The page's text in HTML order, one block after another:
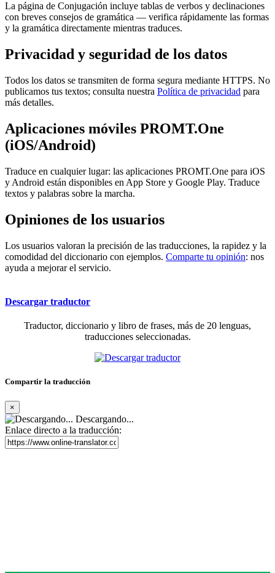
La página de Conjugación incluye tablas de verbos y declinaciones
con breves consejos de gramática — verifica rápidamente las formas
y la gramática directamente mientras traduces.
Privacidad y seguridad de los datos
Todos los datos se transmiten de forma segura mediante HTTPS. No
publicamos tus textos; consulta nuestra Política de privacidad para
más detalles.
Aplicaciones móviles PROMT.One
(iOS/Android)
Traduce en cualquier lugar: las aplicaciones PROMT.One para iOS
y Android están disponibles en App Store y Google Play. Traduce
textos y palabras sobre la marcha.
Opiniones de los usuarios
Los usuarios valoran la precisión de las traducciones, la rapidez y la
comodidad del diccionario con ejemplos. Comparte tu opinión: nos
ayuda a mejorar el servicio.
Descargar traductor
Traductor, diccionario y libro de frases, más de 20 lenguas,
traducciones seleccionadas.
Compartir la traducción
×
Descargando...
Enlace directo a la traducción: